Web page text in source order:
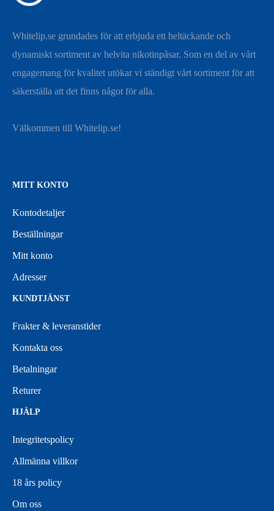
Whitelip.se grundades för att erbjuda ett heltäckande och
dynamiskt sortiment av helvita nikotinpåsar. Som en del av vårt
engagemang för kvalitet utökar vi ständigt vårt sortiment för att
säkerställa att det finns något för alla.
Välkommen till Whitelip.se!
MITT KONTO
Kontodetaljer
Beställningar
Mitt konto
Adresser
KUNDTJÄNST
Frakter & leveranstider
Kontakta oss
Betalningar
Returer
HJÄLP
Integritetspolicy
Allmänna villkor
18 års policy
Om oss